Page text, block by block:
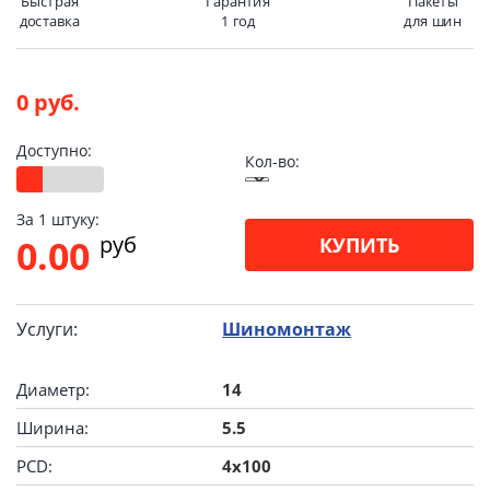
доставка
1 год
для шин
0 руб.
Доступно:
Кол-во:
За 1 штуку:
0.00 pуб КУПИТЬ
Услуги: Шиномонтаж
Диаметр:
14
Ширина:
5.5
PCD:
4x100